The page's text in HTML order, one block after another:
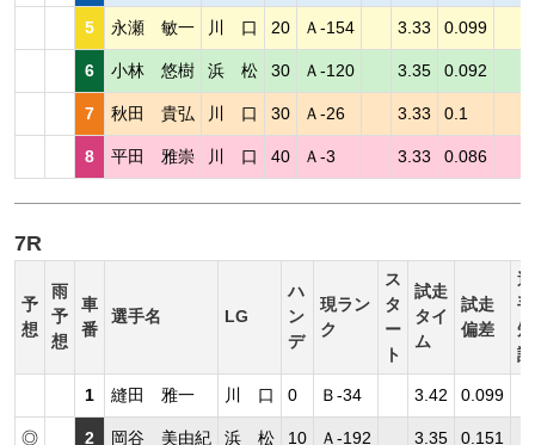
5 永瀬 敏一 川 口 20 Ａ-154 3.33 0.099
6 小林 悠樹 浜 松 30 Ａ-120 3.35 0.092
7 秋田 貴弘 川 口 30 Ａ-26 3.33 0.1
8 平田 雅崇 川 口 40 Ａ-3 3.33 0.086
7R
予
想
雨
予
想
車
番
選手名 LG
ハ
ン
デ
現ラン
ク
ス
タ
ー
ト
試走
タイ
ム
試走
偏差
選
手
短
評
1 縫田 雅一 川 口 0 Ｂ-34 3.42 0.099
◎ 2 岡谷 美由紀 浜 松 10 Ａ-192 3.35 0.151